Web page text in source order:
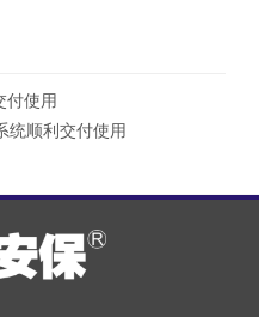
付使用
统顺利交付使用